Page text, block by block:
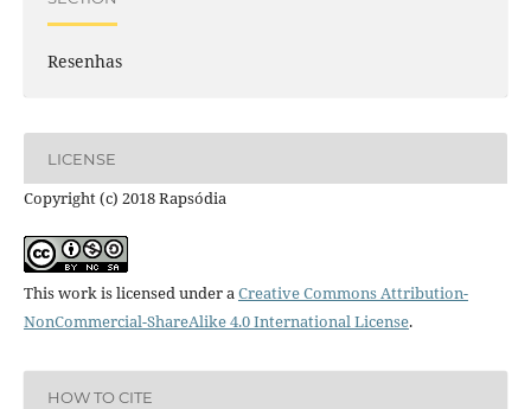
Resenhas
LICENSE
Copyright (c) 2018 Rapsódia
This work is licensed under aCreative Commons Attribution-
NonCommercial-ShareAlike 4.0 International License.
HOW TO CITE